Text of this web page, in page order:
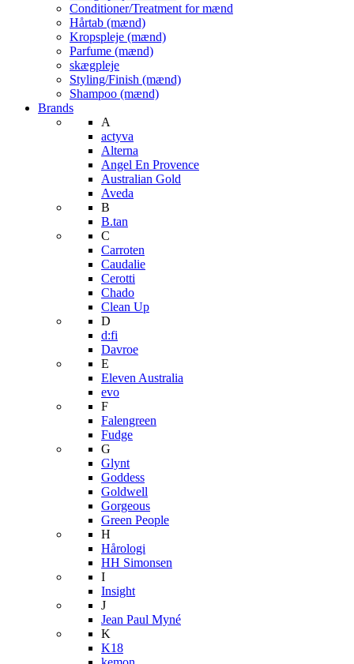
Conditioner/Treatment for mænd
Hårtab (mænd)
Kropspleje (mænd)
Parfume (mænd)
skægpleje
Styling/Finish (mænd)
Shampoo (mænd)
Brands
A
actyva
Alterna
Angel En Provence
Australian Gold
Aveda
B
B.tan
C
Carroten
Caudalie
Cerotti
Chado
Clean Up
D
d:fi
Davroe
E
Eleven Australia
evo
F
Falengreen
Fudge
G
Glynt
Goddess
Goldwell
Gorgeous
Green People
H
Hårologi
HH Simonsen
I
Insight
J
Jean Paul Myné
K
K18